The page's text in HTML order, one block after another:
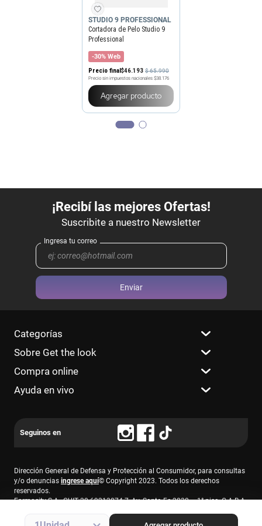
STUDIO 9 PROFESSIONAL
Cortadora de Pelo Studio 9
Professional
-30% Web
Precio final$46.193 $65.990
Precio sin impuestos nacionales $38.176
Agregar producto
Enviar
Categorías
Sobre Get the look
Compra online
Ayuda en vivo
Dirección General de Defensa y Protección al Consumidor, para consultas
y/o denuncias ingrese aquí© Copyright 2023. Todos los derechos
reservados.
Farmacity S.A., CUIT 30-69213874-7, Av. Santa Fe 2830 – 1° piso, C.A.B.A.